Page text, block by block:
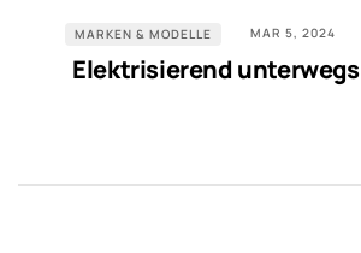
MARKEN & MODELLE MAR 5, 2024
Elektrisierend unterwegs